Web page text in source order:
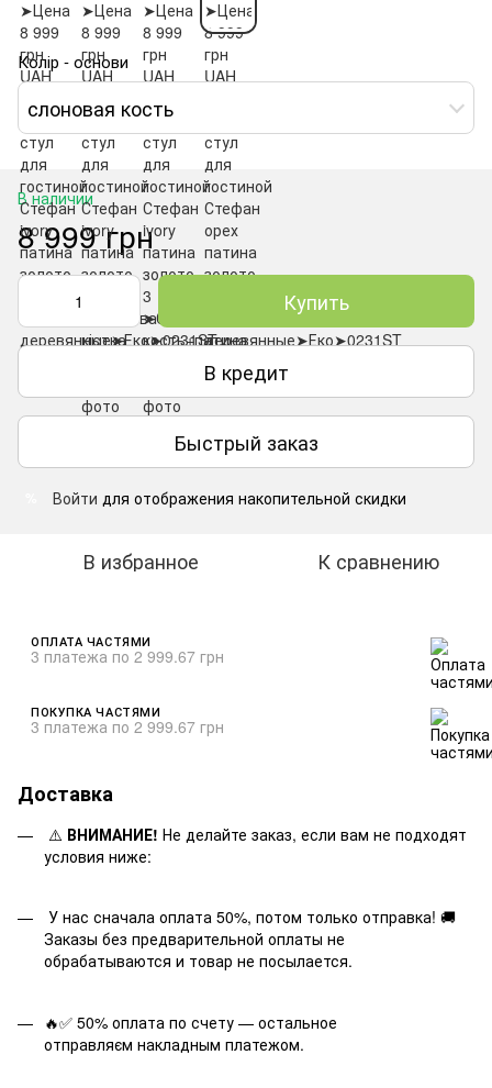
Колір - основи
слоновая кость
В наличии
8 999 грн
Купить
В кредит
Быстрый заказ
Войти для отображения накопительной скидки
В избранное К сравнению
ОПЛАТА ЧАСТЯМИ
3 платежа по 2 999.67 грн
ПОКУПКА ЧАСТЯМИ
3 платежа по 2 999.67 грн
Доставка
⚠️ ВНИМАНИЕ! Не делайте заказ, если вам не подходят
условия ниже:
У нас сначала оплата 50%, потом только отправка! 🚚
Заказы без предварительной оплаты не
обрабатываются и товар не посылается.
🔥✅ 50% оплата по счету — остальное
отправляєм накладным платежом.